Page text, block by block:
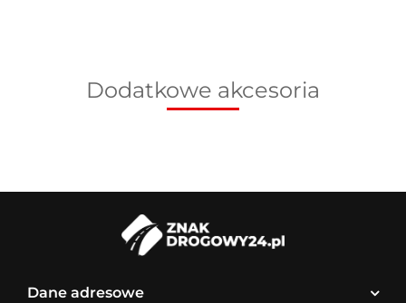
Dodatkowe akcesoria
Dane adresowe